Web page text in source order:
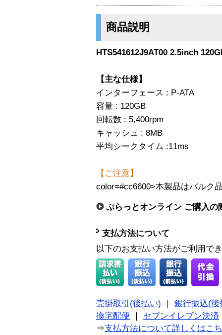
商品説明
HTS541612J9AT00 2.5inch
【主な仕様】
インターフェース : P-ATA
容量 : 120GB
回転数 : 5,400rpm
キャッシュ : 8MB
平均シークタイム :11ms
【ご注意】
color=#cc6600>本製品はバルク
ぷらっとオンライン ご購入の
支払方法について
以下のお支払い方法がご利用で
売掛取引(後払い)
銀行振込(後
換宅配便
セブンイレブン決済
⇒支払方法について詳しくはこ